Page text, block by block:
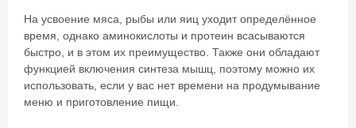
На усвоение мяса, рыбы или яиц уходит определённое
время, однако аминокислоты и протеин всасываются
быстро, и в этом их преимущество. Также они обладают
функцией включения синтеза мышц, поэтому можно их
использовать, если у вас нет времени на продумывание
меню и приготовление пищи.